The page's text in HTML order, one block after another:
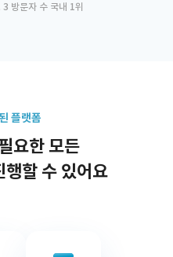
3 방문자 수 국내 1위
플랫폼
요한 모든
할 수 있어요